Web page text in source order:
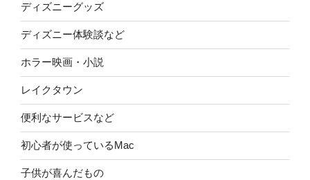
ディズニーグッズ
ディズニー体験談など
ホラー映画・小説
レイクタウン
便利なサービスなど
初心者が使っているMac
子供が喜んだもの